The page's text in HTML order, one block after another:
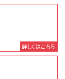
詳しくはこちら